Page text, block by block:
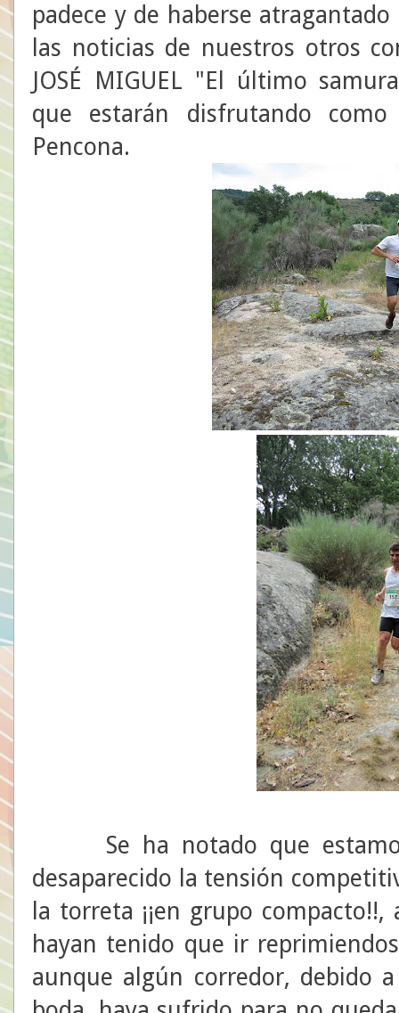
padece y de haberse
las noticias de nuestros otros
JOSÉ MIGUEL "El último
que estarán disfrutando
Pencona.
Se ha notado que
desaparecido la tensión
la torreta ¡¡en grupo
hayan tenido que ir
aunque algún corredor, debido